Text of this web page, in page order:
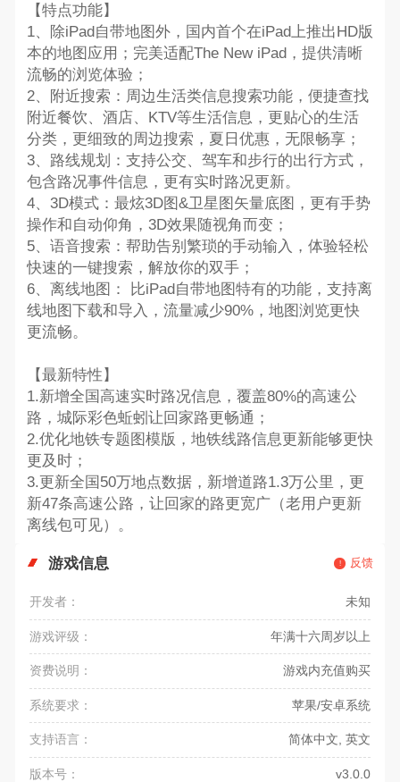
【特点功能】
1、除iPad自带地图外，国内首个在iPad上推出HD版
本的地图应用；完美适配The New iPad，提供清晰
流畅的浏览体验；
2、附近搜索：周边生活类信息搜索功能，便捷查找
附近餐饮、酒店、KTV等生活信息，更贴心的生活
分类，更细致的周边搜索，夏日优惠，无限畅享；
3、路线规划：支持公交、驾车和步行的出行方式，
包含路况事件信息，更有实时路况更新。
4、3D模式：最炫3D图&卫星图矢量底图，更有手势
操作和自动仰角，3D效果随视角而变；
5、语音搜索：帮助告别繁琐的手动输入，体验轻松
快速的一键搜索，解放你的双手；
6、离线地图： 比iPad自带地图特有的功能，支持离
线地图下载和导入，流量减少90%，地图浏览更快
更流畅。
【最新特性】
1.新增全国高速实时路况信息，覆盖80%的高速公
路，城际彩色蚯蚓让回家路更畅通；
2.优化地铁专题图模版，地铁线路信息更新能够更快
更及时；
3.更新全国50万地点数据，新增道路1.3万公里，更
新47条高速公路，让回家的路更宽广（老用户更新
离线包可见）。
游戏信息 反馈
开发者： 未知
游戏评级： 年满十六周岁以上
资费说明： 游戏内充值购买
系统要求： 苹果/安卓系统
支持语言： 简体中文, 英文
版本号： v3.0.0